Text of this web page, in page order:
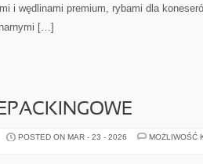
i wędlinami premium, rybami dla
[…]
POSTED ON MAR - 23 - 2026
MOŻLIWOŚĆ